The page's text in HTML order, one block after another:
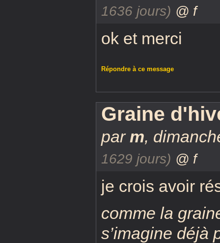
1636 jours) @ f
ok et merci
Répondre à ce message
Graine
parm,
1629 jours) @ f
je crois avoir
comme la
s’imagine déjà